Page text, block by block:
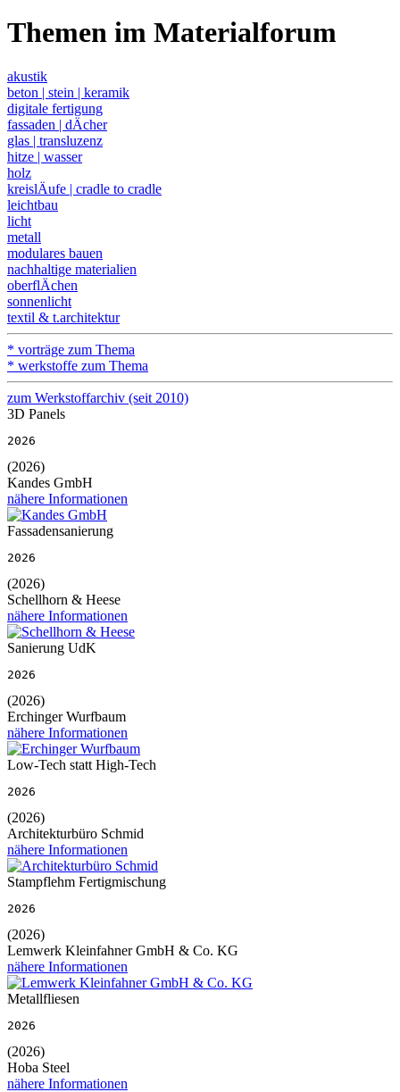
Themen im Materialforum
akustik
beton | stein | keramik
digitale fertigung
fassaden | dÄcher
glas | transluzenz
hitze | wasser
holz
kreislÄufe | cradle to cradle
leichtbau
licht
metall
modulares bauen
nachhaltige materialien
oberflÄchen
sonnenlicht
textil & t.architektur
* vorträge zum Thema
* werkstoffe zum Thema
zum Werkstoffarchiv (seit 2010)
3D Panels
2026
(2026)
Kandes GmbH
nähere Informationen
Fassadensanierung
2026
(2026)
Schellhorn & Heese
nähere Informationen
Sanierung UdK
2026
(2026)
Erchinger Wurfbaum
nähere Informationen
Low-Tech statt High-Tech
2026
(2026)
Architekturbüro Schmid
nähere Informationen
Stampflehm Fertigmischung
2026
(2026)
Lemwerk Kleinfahner GmbH & Co. KG
nähere Informationen
Metallfliesen
2026
(2026)
Hoba Steel
nähere Informationen